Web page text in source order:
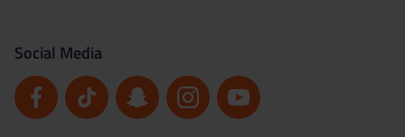
Social Media